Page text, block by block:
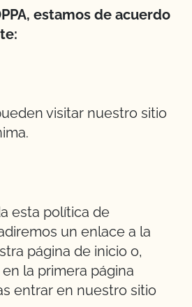
estamos de acuerdo
visitar nuestro sitio
esta política de
un enlace a la
página de inicio o,
la primera página
entrar en nuestro sitio